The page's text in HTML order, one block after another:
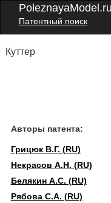
PoleznayaModel.ru
Патентный поиск
Куттер
Авторы патента:
Грицюк В.Г. (RU)
Некрасов А.Н. (RU)
Белякин А.С. (RU)
Рябова С.А. (RU)